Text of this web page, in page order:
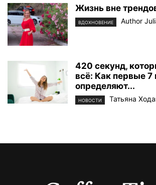
Жизнь вне
ВДОХНОВЕНИЕ Author
420 секунд,
всё: Как первые 7
определяют...
НОВОСТИ Татьяна